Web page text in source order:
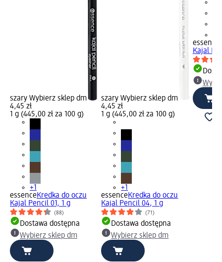
szary Wybierz sklep dm
4,45 zł
1 g (445,00 zł za 100 g)
+1
essenceKredka do oczu
Kajal Pencil 01, 1 g
(88)
Dostawa dostępna
Wybierz sklep dm
szary Wybierz sklep dm
4,45 zł
1 g (445,00 zł za 100 g)
+1
essenceKredka do oczu
Kajal Pencil 04, 1 g
(71)
Dostawa dostępna
Wybierz sklep dm
essence
Kajal